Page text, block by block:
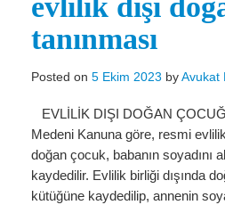
Miras Hukuku
İcra Ve İflas Hukuku
Gayrimenkul hukuku
Ticaret Hukuku
İdare ve Vergi Hukuku
Basında Derya Kuşaslan
evlilik dışı
tanınması
Posted on 5 Ekim 2023 byAvukat
EVLİLİK DIŞI DOĞAN
Medeni Kanuna göre, resmi
doğan çocuk, babanın soyadını
kaydedilir. Evlilik birliği dışında
kütüğüne kaydedilip, annenin